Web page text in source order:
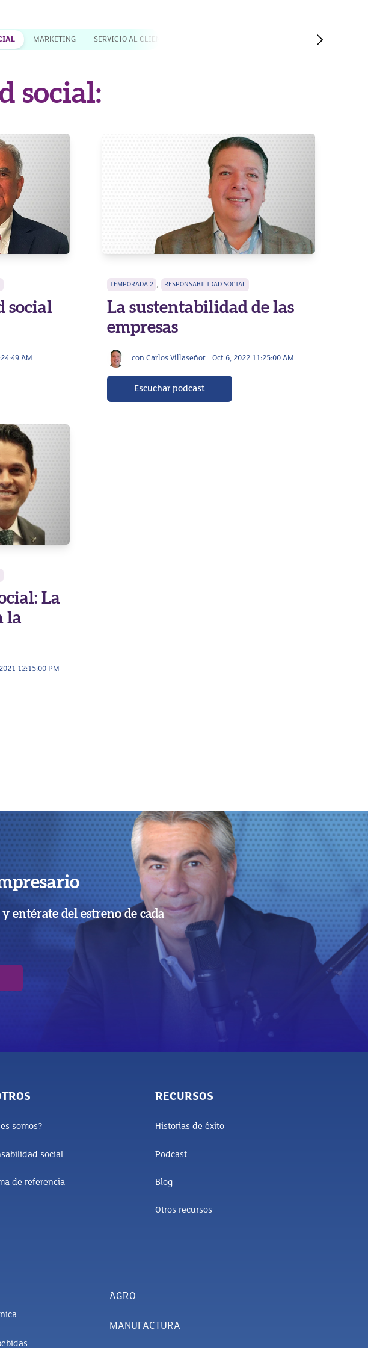
MARKETING SERVICIO AL CLIENTE
social:
social
AM
TEMPORADA 2 , RESPONSABILIDAD SOCIAL
La sustentabilidad de las
empresas
con Carlos Villaseñor Oct 6, 2022 11:25:00 AM
Escuchar podcast
La
la
12:15:00 PM
entérate del estreno de cada
somos?
social
de referencia
RECURSOS
Historias de éxito
Podcast
Blog
Otros recursos
AGRO
MANUFACTURA